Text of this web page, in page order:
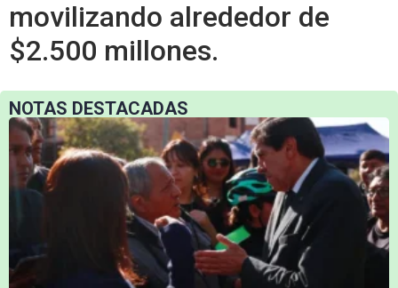
NOTAS DESTACADAS
movilizando alrededor de
$2.500 millones.